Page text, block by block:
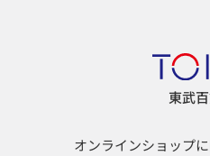
東武
オンラインショップ